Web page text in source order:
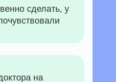
сделать, у
на